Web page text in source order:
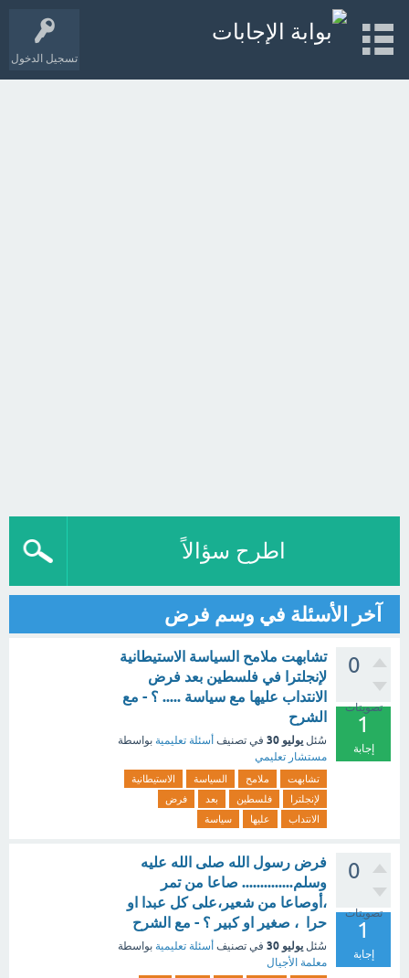
تسجيل الدخول
اطرح سؤالاً
آخر الأسئلة في وسم فرض
0
تصويتات
1
إجابة
تشابهت ملامح السياسة الاستيطانية
لإنجلترا في فلسطين بعد فرض
الانتداب عليها مع سياسة ..... ؟ - مع
الشرح
سُئل يوليو 30 في تصنيف أسئلة تعليمية بواسطة
مستشار تعليمي
تشابهت ملامح السياسة
الاستيطانية
لإنجلترا
فلسطين بعد
فرض
الانتداب
عليها سياسة
0
تصويتات
1
إجابة
فرض رسول الله صلى الله عليه
وسلم.............. صاعا من تمر
،أوصاعا من شعير،على كل عبدا او
حرا ، صغير او كبير ؟ - مع الشرح
سُئل يوليو 30 في تصنيف أسئلة تعليمية بواسطة
معلمة الأجيال